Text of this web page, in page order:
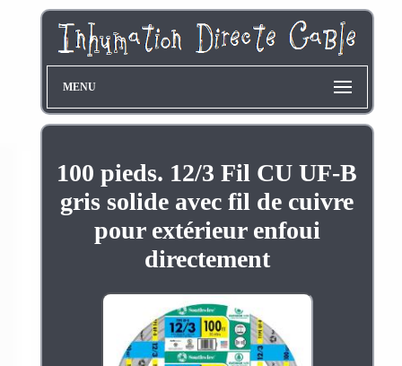
MENU
100 pieds. 12/3 Fil CU UF-B
gris solide avec fil de cuivre
pour extérieur enfoui
directement